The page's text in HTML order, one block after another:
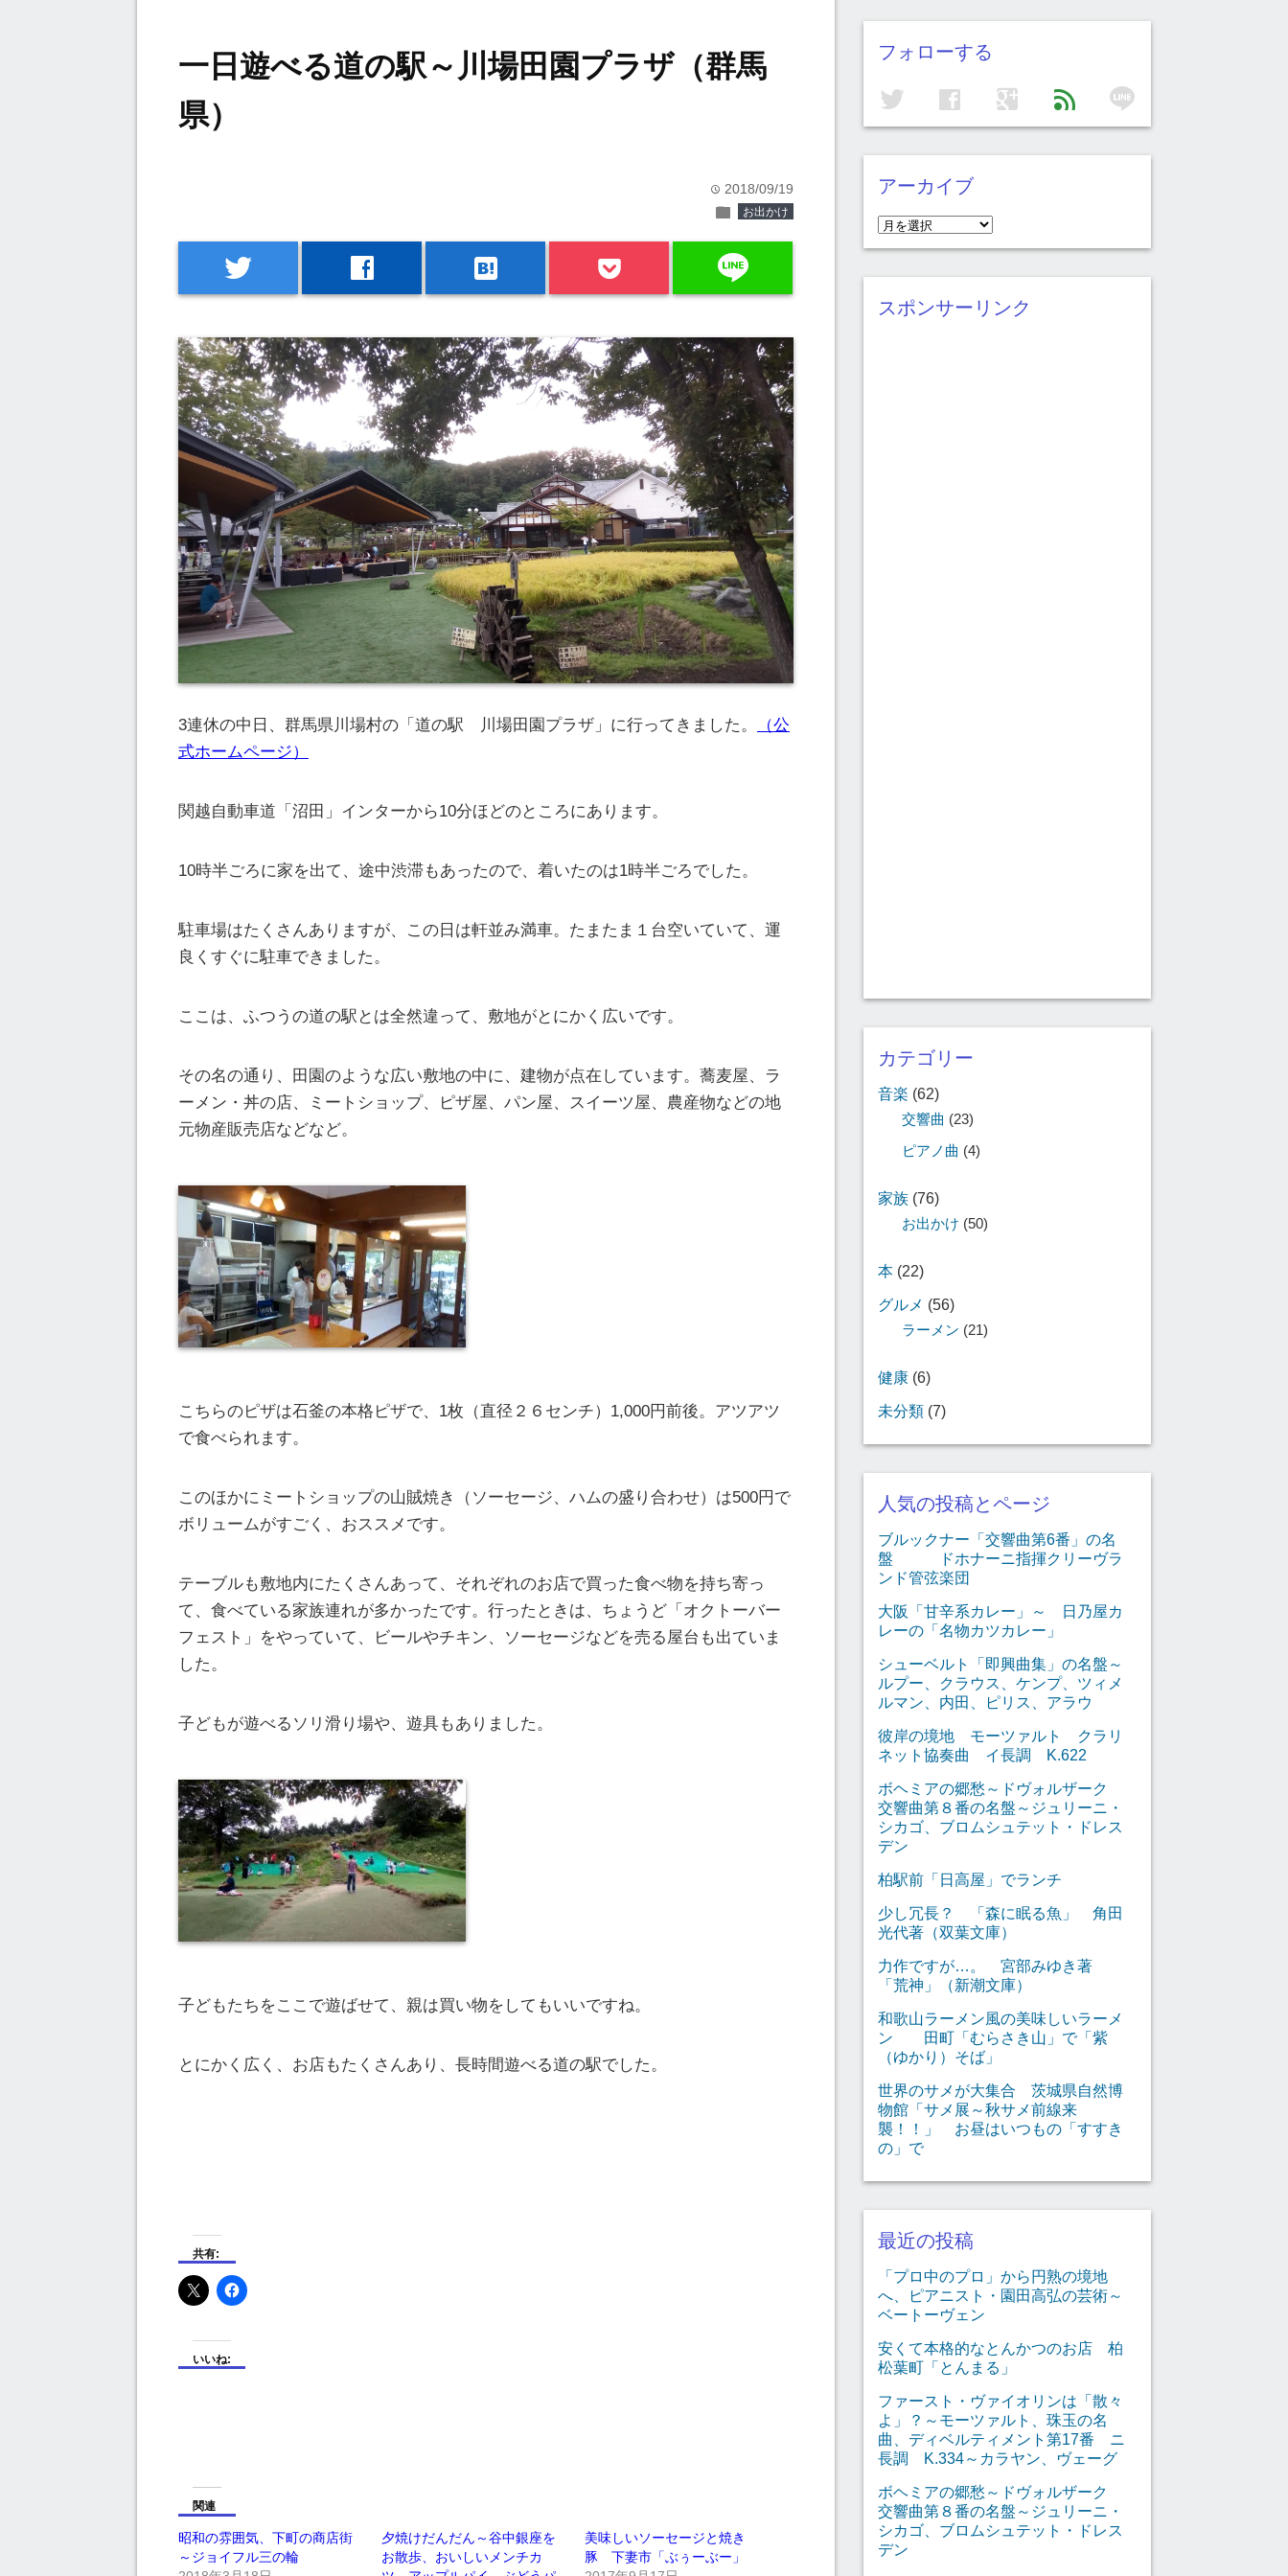
一日遊べる道の駅～川場田園プラザ（群馬
県）
time 2018/09/19
folder お出かけ
twitter facebook hatenabookmark line
3連休の中日、群馬県川場村の「道の駅 川場田園プラザ」に行ってきました。
（公
式ホームページ）
関越自動車道「沼田」インターから10分ほどのところにあります。
10時半ごろに家を出て、途中渋滞もあったので、着いたのは1時半ごろでした。
駐車場はたくさんありますが、この日は軒並み満車。たまたま１台空いていて、運
良くすぐに駐車できました。
ここは、ふつうの道の駅とは全然違って、敷地がとにかく広いです。
その名の通り、田園のような広い敷地の中に、建物が点在しています。蕎麦屋、ラ
ーメン・丼の店、ミートショップ、ピザ屋、パン屋、スイーツ屋、農産物などの地
元物産販売店などなど。
こちらのピザは石釜の本格ピザで、1枚（直径２６センチ）1,000円前後。アツアツ
で食べられます。
このほかにミートショップの山賊焼き（ソーセージ、ハムの盛り合わせ）は500円で
ボリュームがすごく、おススメです。
テーブルも敷地内にたくさんあって、それぞれのお店で買った食べ物を持ち寄っ
て、食べている家族連れが多かったです。行ったときは、ちょうど「オクトーバー
フェスト」をやっていて、ビールやチキン、ソーセージなどを売る屋台も出ていま
した。
子どもが遊べるソリ滑り場や、遊具もありました。
子どもたちをここで遊ばせて、親は買い物をしてもいいですね。
とにかく広く、お店もたくさんあり、長時間遊べる道の駅でした。
共有:
いいね:
関連
昭和の雰囲気、下町の商店街
～ジョイフル三の輪
夕焼けだんだん～谷中銀座を
お散歩、おいしいメンチカ
美味しいソーセージと焼き
豚 下妻市「ぶぅーぶー」
フォローする
twitter facebook google feed line
アーカイブ
ア
ー
カ
イ
スポンサーリンク
カテゴリー
音楽 (62)
交響曲 (23)
ピアノ曲 (4)
家族 (76)
お出かけ (50)
本 (22)
グルメ (56)
ラーメン (21)
健康 (6)
未分類 (7)
人気の投稿とページ
ブルックナー「交響曲第6番」の名
盤 ドホナーニ指揮クリーヴラ
ンド管弦楽団
大阪「甘辛系カレー」～ 日乃屋カ
レーの「名物カツカレー」
シューベルト「即興曲集」の名盤～
ルプー、クラウス、ケンプ、ツィメ
ルマン、内田、ピリス、アラウ
彼岸の境地 モーツァルト クラリ
ネット協奏曲 イ長調 K.622
ボヘミアの郷愁～ドヴォルザーク
交響曲第８番の名盤～ジュリーニ・
シカゴ、ブロムシュテット・ドレス
デン
柏駅前「日高屋」でランチ
少し冗長？ 「森に眠る魚」 角田
光代著（双葉文庫）
力作ですが…。 宮部みゆき著
「荒神」（新潮文庫）
和歌山ラーメン風の美味しいラーメ
ン 田町「むらさき山」で「紫
（ゆかり）そば」
世界のサメが大集合 茨城県自然博
物館「サメ展～秋サメ前線来
襲！！」 お昼はいつもの「すすき
の」で
最近の投稿
「プロ中のプロ」から円熟の境地
へ、ピアニスト・園田高弘の芸術～
ベートーヴェン
安くて本格的なとんかつのお店 柏
松葉町「とんまる」
ファースト・ヴァイオリンは「散々
よ」？～モーツァルト、珠玉の名
曲、ディベルティメント第17番 ニ
長調 K.334～カラヤン、ヴェーグ
ボヘミアの郷愁～ドヴォルザーク
交響曲第８番の名盤～ジュリーニ・
シカゴ、ブロムシュテット・ドレス
デン